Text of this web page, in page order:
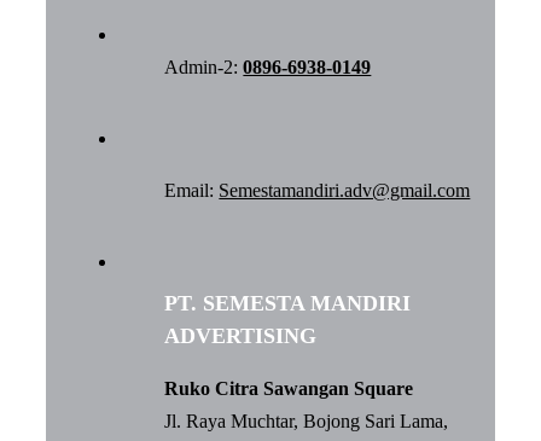
Admin-2:0896-6938-0149
Email: Semestamandiri.adv@gmail.com
PT. SEMESTA MANDIRI
ADVERTISING
Ruko Citra Sawangan Square
Jl. Raya Muchtar, Bojong Sari Lama,